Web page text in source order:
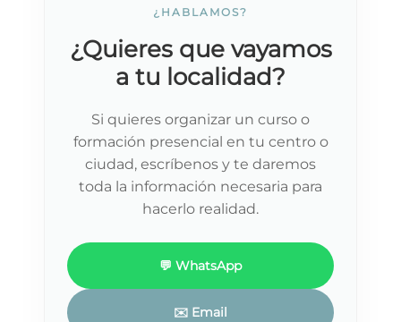
¿HABLAMOS?
¿Quieres que vayamos
a tu localidad?
Si quieres organizar un curso o
formación presencial en tu centro o
ciudad, escríbenos y te daremos
toda la información necesaria para
hacerlo realidad.
💬 WhatsApp
✉️ Email